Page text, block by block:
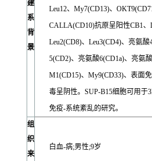
建
系
背
景
Leu12、My7(CD13)、
CALLA(CD10)抗原呈阳性CB1、
Leu2(CD8)、Leu3(CD4)、亮氨
5(CD2)、亮氨酸6(CD1a)、亮氨
M1(CD15)、My9(CD33)、表面
毒呈阴性。SUP-B15细胞可用于
免疫-系统紊乱的研究。
组
织
来
白血-病;男性;9岁